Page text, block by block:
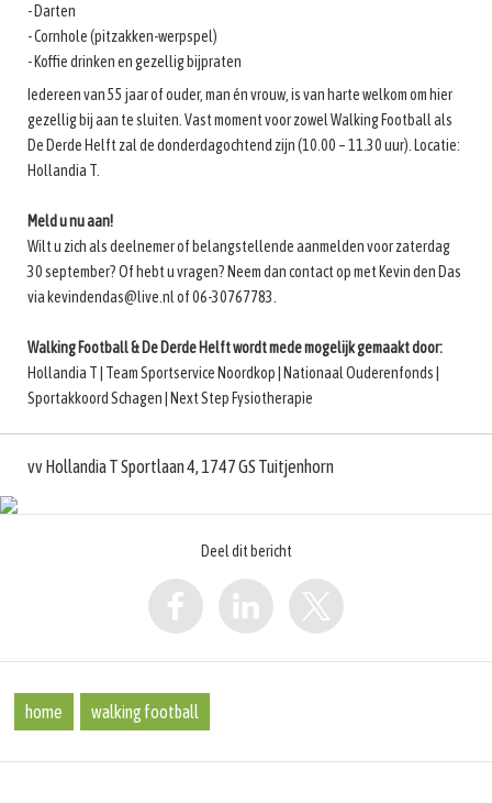
- Darten
- Cornhole (pitzakken-werpspel)
- Koffie drinken en gezellig bijpraten
Iedereen van 55 jaar of ouder, man én vrouw, is van harte welkom om hier
gezellig bij aan te sluiten. Vast moment voor zowel Walking Football als
De Derde Helft zal de donderdagochtend zijn (10.00 – 11.30 uur). Locatie:
Hollandia T.
Meld u nu aan!
Wilt u zich als deelnemer of belangstellende aanmelden voor zaterdag
30 september? Of hebt u vragen? Neem dan contact op met Kevin den Das
via kevindendas@live.nl of 06-30767783.
Walking Football & De Derde Helft wordt mede mogelijk gemaakt door:
Hollandia T | Team Sportservice Noordkop | Nationaal Ouderenfonds |
Sportakkoord Schagen | Next Step Fysiotherapie
vv Hollandia T Sportlaan 4, 1747 GS Tuitjenhorn
Deel dit bericht
home walking football